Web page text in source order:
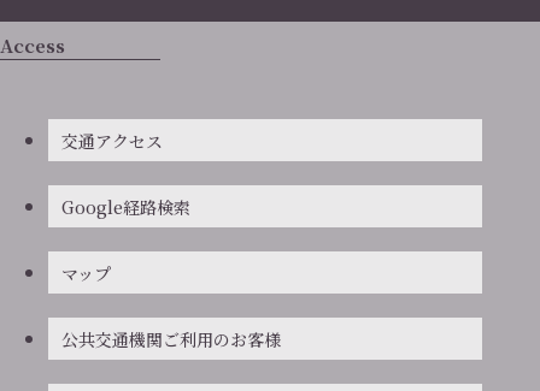
Access
交通アクセス
Google経路検索
マップ
公共交通機関ご利用のお客様